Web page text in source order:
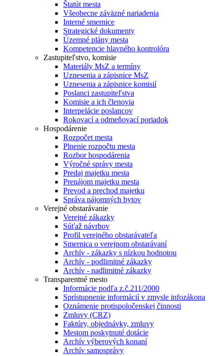
Štatút mesta
Všeobecne záväzné nariadenia
Interné smernice
Strategické dokumenty
Územné plány mesta
Kompetencie hlavného kontrolóra
Zastupiteľstvo, komisie
Materiály MsZ a termíny
Uznesenia a zápisnice MsZ
Uznesenia a zápisnice komisií
Poslanci zastupiteľstva
Komisie a ich členovia
Interpelácie poslancov
Rokovací a odmeňovací poriadok
Hospodárenie
Rozpočet mesta
Plnenie rozpočtu mesta
Rozbor hospodárenia
Výročné správy mesta
Predaj majetku mesta
Prenájom majetku mesta
Prevod a prechod majetku
Správa nájomných bytov
Verejné obstarávanie
Verejné zákazky
Súťaž návrhov
Profil verejného obstarávateľa
Smernica o verejnom obstarávaní
Archív - zákazky s nízkou hodnotou
Archív - podlimitné zákazky
Archív - nadlimitné zákazky
Transparentné mesto
Informácie podľa z.č.211/2000
Sprístupnenie informácií v zmysle infozákona
Oznámenie protispoločenskej činnosti
Zmluvy (CRZ)
Faktúry, objednávky, zmluvy
Mestom poskytnuté dotácie
Archív výberových konaní
Archív samosprávy